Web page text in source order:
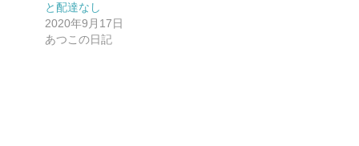
と配達なし
2020年9月17日
あつこの日記